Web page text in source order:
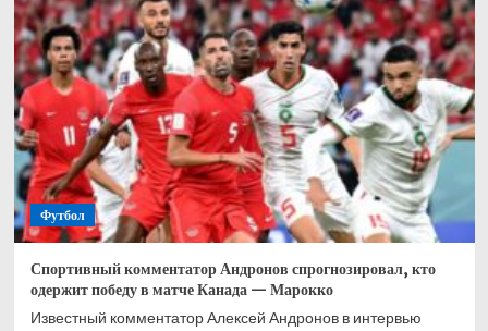
дал
прогноз
на
все
матчи
1/8
финала
ЧМ-2026
Футбол
Спортивный комментатор Андронов спрогнозировал, кто
одержит победу в матче Канада — Марокко
Известный комментатор Алексей Андронов в интервью